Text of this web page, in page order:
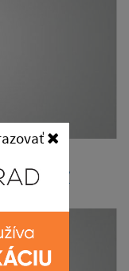
schválený